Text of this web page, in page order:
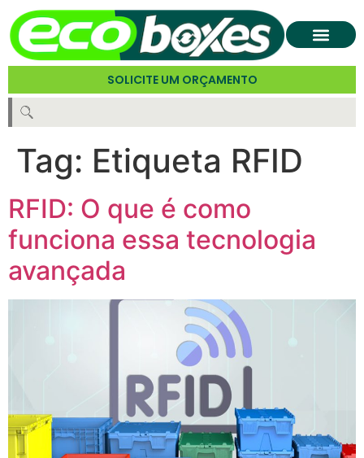
SOLICITE UM ORÇAMENTO
Tag: Etiqueta RFID
RFID: O que é como
funciona essa tecnologia
avançada